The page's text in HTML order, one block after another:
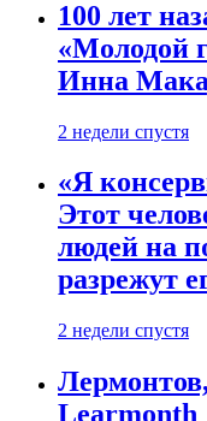
100 лет
«Молодой
Инна
2 недели спустя
«Я
Этот
людей на
разрежут
2 недели спустя
Learmonth